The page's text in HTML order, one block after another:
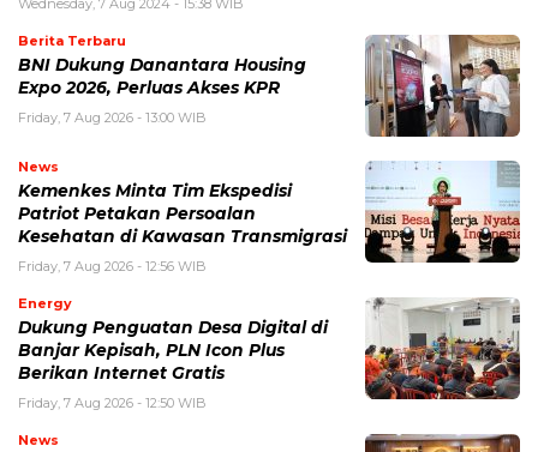
Wednesday, 7 Aug 2024 - 15:38 WIB
Berita Terbaru
BNI Dukung Danantara Housing
Expo 2026, Perluas Akses KPR
Friday, 7 Aug 2026 - 13:00 WIB
News
Kemenkes Minta Tim Ekspedisi
Patriot Petakan Persoalan
Kesehatan di Kawasan Transmigrasi
Friday, 7 Aug 2026 - 12:56 WIB
Energy
Dukung Penguatan Desa Digital di
Banjar Kepisah, PLN Icon Plus
Berikan Internet Gratis
Friday, 7 Aug 2026 - 12:50 WIB
News